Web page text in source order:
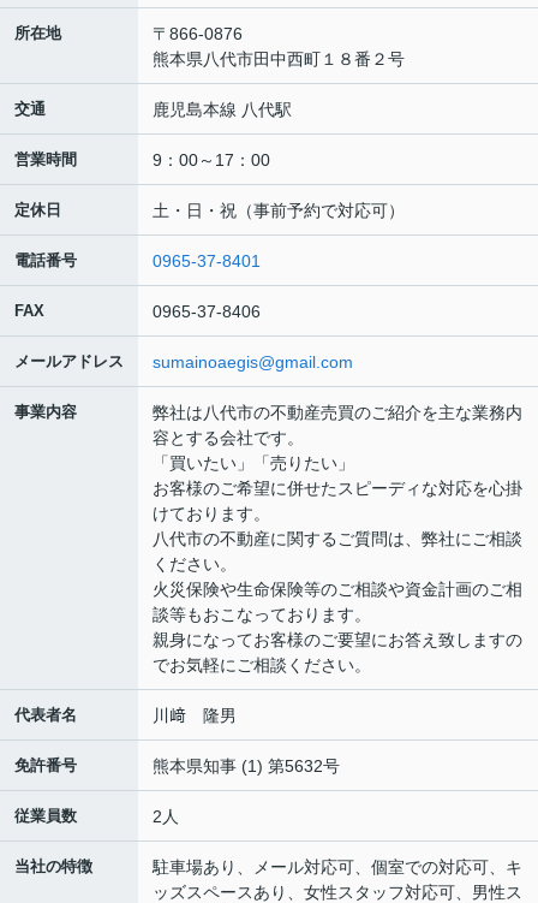
所在地
〒866-0876
熊本県八代市田中西町１８番２号
交通 鹿児島本線 八代駅
営業時間 9：00～17：00
定休日 土・日・祝（事前予約で対応可）
電話番号 0965-37-8401
FAX 0965-37-8406
メールアドレス sumainoaegis@gmail.com
事業内容
弊社は八代市の不動産売買のご紹介を主な業務内
容とする会社です。
「買いたい」「売りたい」
お客様のご希望に併せたスピーディな対応を心掛
けております。
八代市の不動産に関するご質問は、弊社にご相談
ください。
火災保険や生命保険等のご相談や資金計画のご相
談等もおこなっております。
親身になってお客様のご要望にお答え致しますの
でお気軽にご相談ください。
代表者名 川﨑 隆男
免許番号 熊本県知事 (1) 第5632号
従業員数 2人
当社の特徴
駐車場あり、メール対応可、個室での対応可、キ
ッズスペースあり、女性スタッフ対応可、男性ス